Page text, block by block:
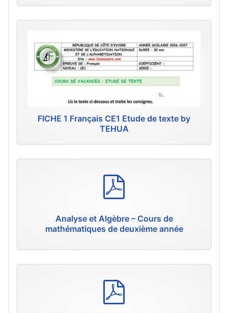
FICHE 1 Français CE1 Etude de texte by
TEHUA
Analyse et Algèbre – Cours de
mathématiques de deuxième année